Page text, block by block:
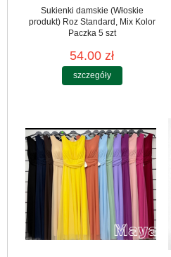
Sukienki damskie (Włoskie
produkt) Roz Standard, Mix Kolor
Paczka 5 szt
54.00 zł
szczegóły